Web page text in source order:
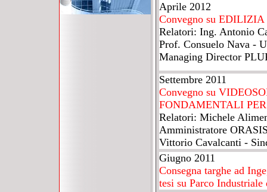
Aprile 2012
Convegno su
Relatori: Ing. Antonio
Prof. Consuelo Nava -
Managing Director
Settembre 2011
Convegno su
FONDAMENTALI
Relatori: Michele
Amministratore
Vittorio Cavalcanti -
Giugno 2011
Consegna targhe ad
tesi su Parco Industriale